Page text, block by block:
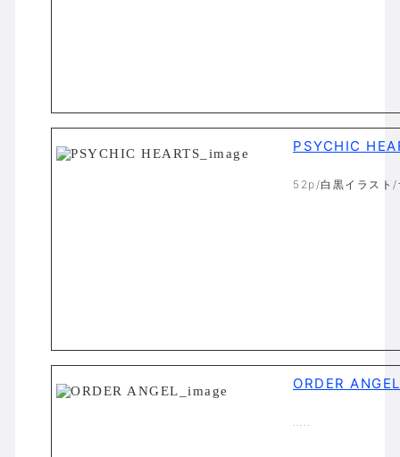
PSYCHIC
52p/白黒イラスト
ORDER ANGEL
…..